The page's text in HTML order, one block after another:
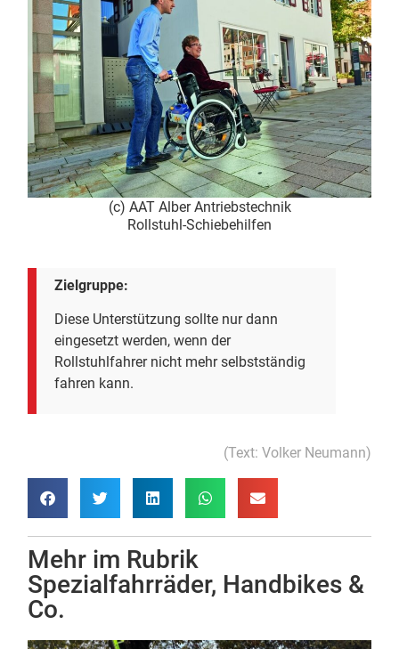
(c) AAT Alber Antriebstechnik
Rollstuhl-Schiebehilfen
Zielgruppe:
Diese Unterstützung sollte nur dann
eingesetzt werden, wenn der
Rollstuhlfahrer nicht mehr selbstständig
fahren kann.
(Text: Volker Neumann)
Mehr im Rubrik
Spezialfahrräder, Handbikes &
Co.